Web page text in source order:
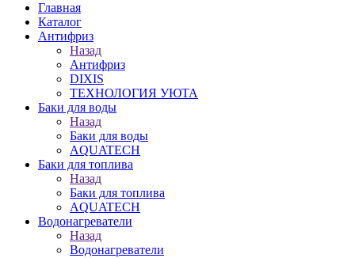
Главная
Каталог
Антифриз
Назад
Антифриз
DIXIS
ТЕХНОЛОГИЯ УЮТА
Баки для воды
Назад
Баки для воды
AQUATECH
Баки для топлива
Назад
Баки для топлива
AQUATECH
Водонагреватели
Назад
Водонагреватели